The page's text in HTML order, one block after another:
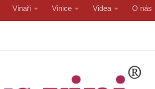
Vinaři Vinice Videa O nás